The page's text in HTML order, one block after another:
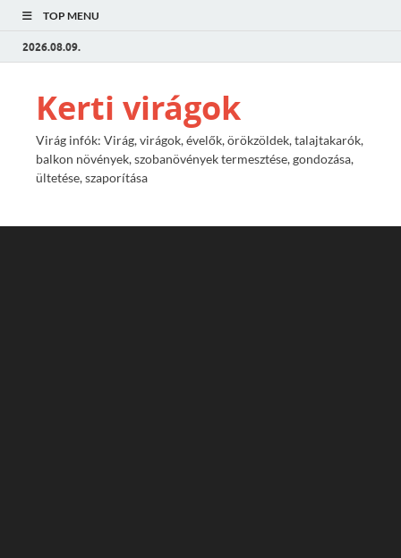
TOP MENU
2026.08.09.
Kerti virágok
Virág infók: Virág, virágok, évelők, örökzöldek, talajtakarók,
balkon növények, szobanövények termesztése, gondozása,
ültetése, szaporítása